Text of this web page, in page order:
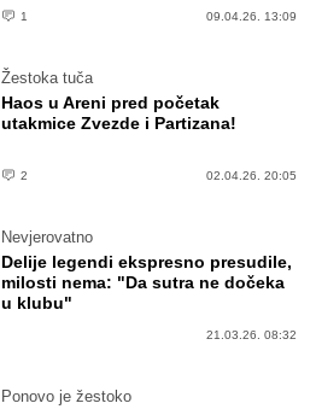
1 09.04.26. 13:09
Žestoka tuča
Haos u Areni pred početak
utakmice Zvezde i Partizana!
2 02.04.26. 20:05
Nevjerovatno
Delije legendi ekspresno presudile,
milosti nema: "Da sutra ne dočeka
u klubu"
21.03.26. 08:32
Ponovo je žestoko